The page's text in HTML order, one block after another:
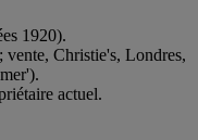
1920).
vente, Christie's, Londres,
actuel.